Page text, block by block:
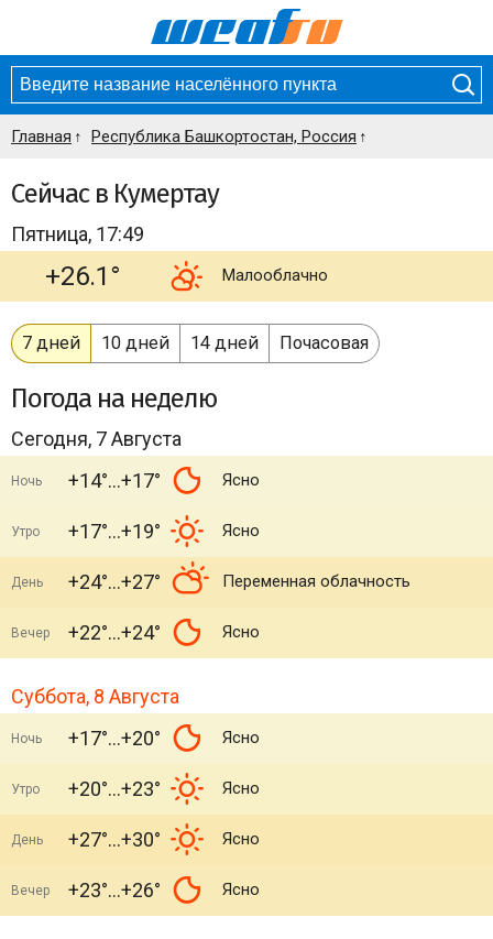
Главная Республика Башкортостан, Россия
Сейчас в Кумертау
Пятница, 17:49
+26.1° Малооблачно
7 дней 10 дней 14 дней Почасовая
Погода на неделю
Сегодня, 7 Августа
Ночь +14° +17° Ясно
Утро +17° +19° Ясно
День +24° +27° Переменная облачность
Вечер +22° +24° Ясно
Суббота, 8 Августа
Ночь +17° +20° Ясно
Утро +20° +23° Ясно
День +27° +30° Ясно
Вечер +23° +26° Ясно